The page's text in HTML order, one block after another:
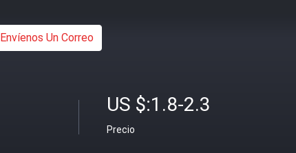
Envíenos Un Correo
US $:1.8-2.3
Precio